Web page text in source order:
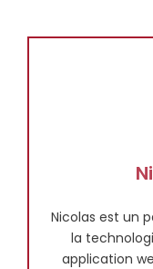
Nicolas est un
la
application